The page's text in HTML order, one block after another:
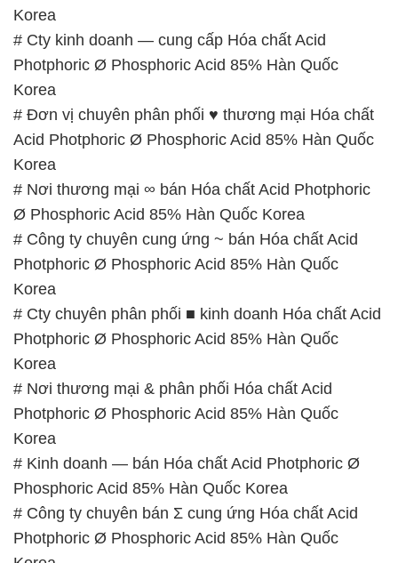
Korea
# Cty kinh doanh — cung cấp Hóa chất Acid
Photphoric Ø Phosphoric Acid 85% Hàn Quốc
Korea
# Đơn vị chuyên phân phối ♥ thương mại Hóa chất
Acid Photphoric Ø Phosphoric Acid 85% Hàn Quốc
Korea
# Nơi thương mại ∞ bán Hóa chất Acid Photphoric
Ø Phosphoric Acid 85% Hàn Quốc Korea
# Công ty chuyên cung ứng ~ bán Hóa chất Acid
Photphoric Ø Phosphoric Acid 85% Hàn Quốc
Korea
# Cty chuyên phân phối ■ kinh doanh Hóa chất Acid
Photphoric Ø Phosphoric Acid 85% Hàn Quốc
Korea
# Nơi thương mại & phân phối Hóa chất Acid
Photphoric Ø Phosphoric Acid 85% Hàn Quốc
Korea
# Kinh doanh — bán Hóa chất Acid Photphoric Ø
Phosphoric Acid 85% Hàn Quốc Korea
# Công ty chuyên bán Σ cung ứng Hóa chất Acid
Photphoric Ø Phosphoric Acid 85% Hàn Quốc